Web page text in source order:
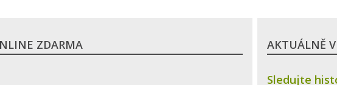
ZDARMA AKTUÁLNĚ V
Sledujte